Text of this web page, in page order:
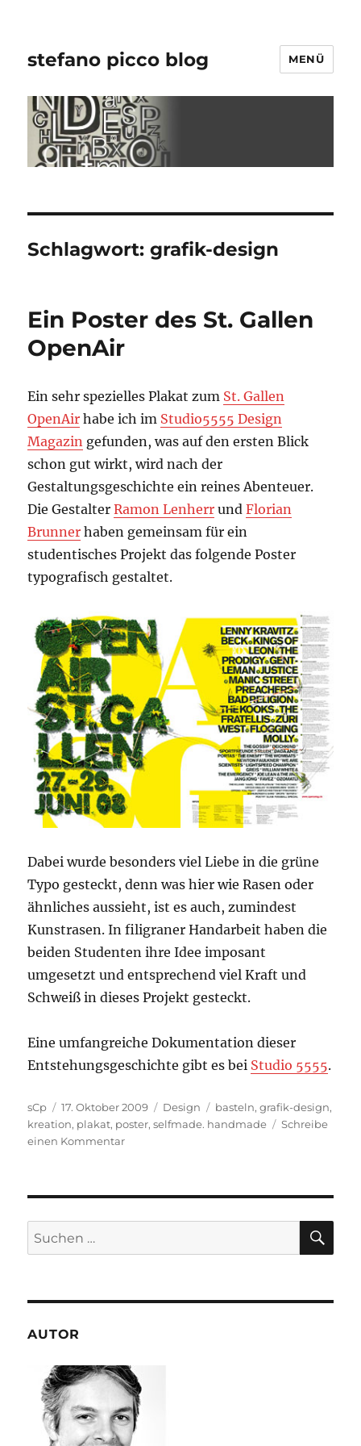
stefano picco blog MENÜ
Schlagwort:grafik-design
Ein Poster des St. Gallen
OpenAir
Ein sehr spezielles Plakat zum St. Gallen
OpenAir habe ich im Studio5555 Design
Magazin gefunden, was auf den ersten Blick
schon gut wirkt, wird nach der
Gestaltungsgeschichte ein reines Abenteuer.
Die GestalterRamon Lenherr undFlorian
Brunner haben gemeinsam für ein
studentisches Projekt das folgende Poster
typografisch gestaltet.
Dabei wurde besonders viel Liebe in die grüne
Typo gesteckt, denn was hier wie Rasen oder
ähnliches aussieht, ist es auch, zumindest
Kunstrasen. In filigraner Handarbeit haben die
beiden Studenten ihre Idee imposant
umgesetzt und entsprechend viel Kraft und
Schweiß in dieses Projekt gesteckt.
Eine umfangreiche Dokumentation dieser
Entstehungsgeschichte gibt es bei Studio 5555.
Autor
sCp
Veröffentlicht
am
17. Oktober 2009 Kategorien
Design Schlagwörter
basteln,grafik-design,
kreation, plakat, poster,selfmade. handmade
Schreibe
einen Kommentarzu
Gallen
Suchen
nach:
AUTOR